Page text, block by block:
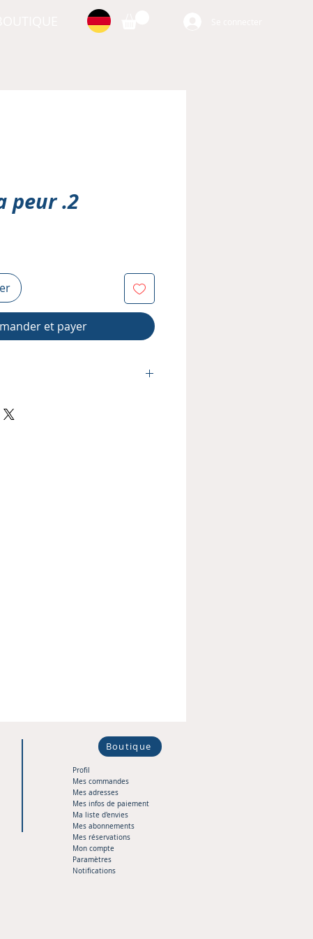
peur .2
et payer
Boutique
Profil
Mes commandes
Mes adresses
Mes infos de paiement
Ma liste d'envies
Mes abonnements
Mes réservations
Mon compte
Paramètres
Notifications